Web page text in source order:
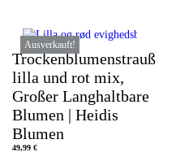
Ausverkauft!
Trockenblumenstrauß
lilla und rot mix,
Großer Langhaltbare
Blumen | Heidis
Blumen
49,99 €